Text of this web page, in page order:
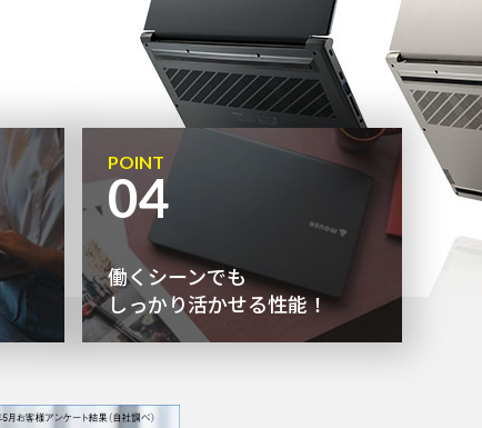
POINT
04
働くシーンでも
しっかり活かせる性能！